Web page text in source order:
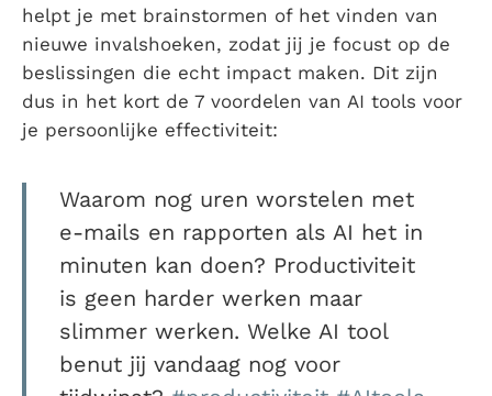
helpt je met brainstormen of het vinden van
nieuwe invalshoeken, zodat jij je focust op de
beslissingen die echt impact maken. Dit zijn
dus in het kort de 7 voordelen van AI tools voor
je persoonlijke effectiviteit:
Waarom nog uren worstelen met
e-mails en rapporten als AI het in
minuten kan doen? Productiviteit
is geen harder werken maar
slimmer werken. Welke AI tool
benut jij vandaag nog voor